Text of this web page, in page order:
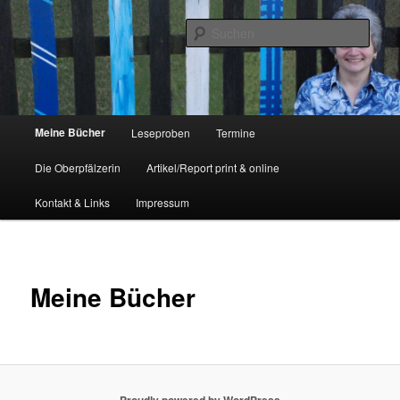
Christa Vogl – Autorin – Buch
Satirische Geschichten aus der Oberpfalz
Hauptmenü
Zum
Inhalt
wechseln
Meine Bücher Leseproben Termine
Die Oberpfälzerin Artikel/Report print & online
Kontakt & Links Impressum
Meine Bücher